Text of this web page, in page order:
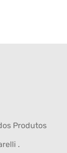
Produtos
.